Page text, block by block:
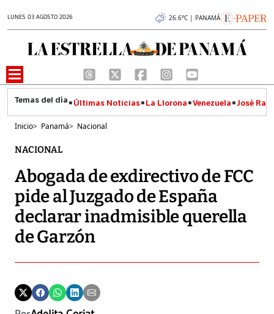
LUNES 03 AGOSTO 2026 26.6°C | PANAMÁ
Últimas Noticias La Llorona Venezuela José
Inicio> Panamá> Nacional
NACIONAL
Abogada de exdirectivo de FCC
pide al Juzgado de España
declarar inadmisible querella
de Garzón